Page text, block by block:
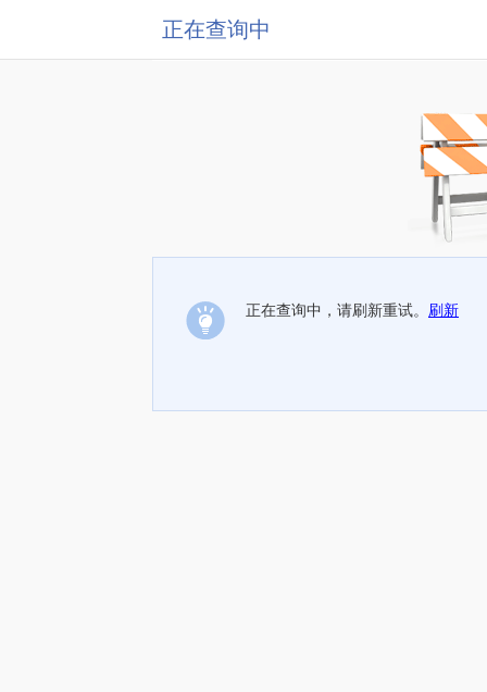
正在查询中
正在查询中，请刷新重试。 刷新